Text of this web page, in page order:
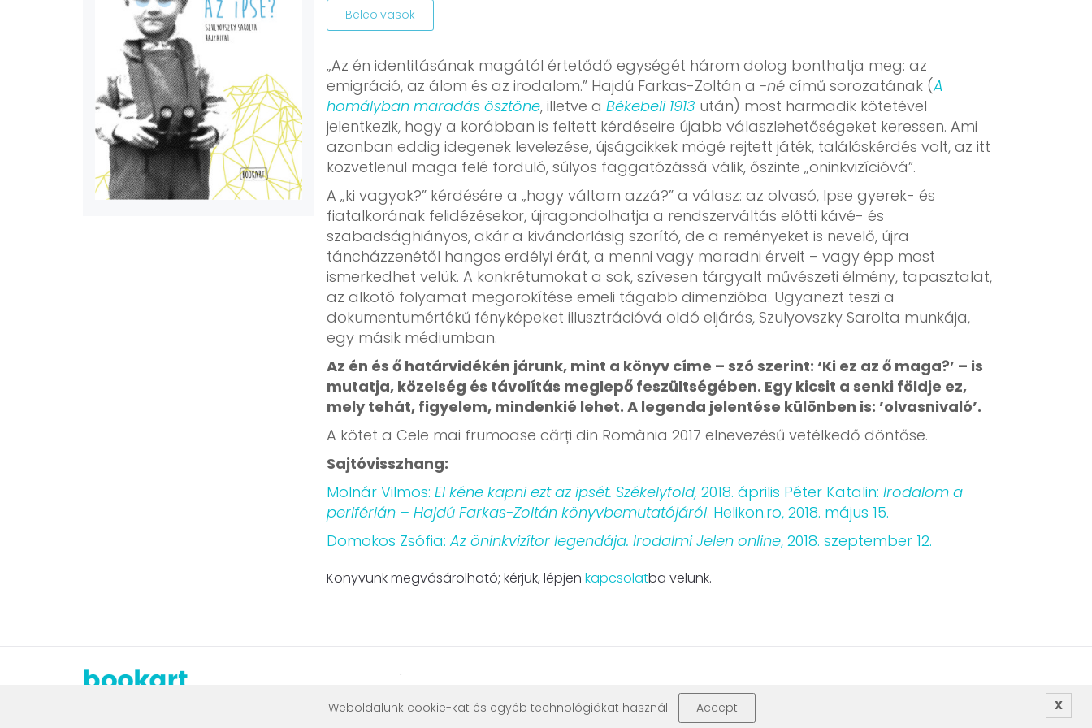
Beleolvasok
„Az én identitásának magától értetődő egységét három dolog bonthatja meg: az
emigráció, az álom és az irodalom.” Hajdú Farkas-Zoltán a -né című sorozatának (A
homályban maradás ösztöne, illetve a Békebeli 1913 után) most harmadik kötetével
jelentkezik, hogy a korábban is feltett kérdéseire újabb válaszlehetőségeket keressen. Ami
azonban eddig idegenek levelezése, újságcikkek mögé rejtett játék, találóskérdés volt, az itt
közvetlenül maga felé forduló, súlyos faggatózássá válik, őszinte „öninkvizícióvá”.
A „ki vagyok?” kérdésére a „hogy váltam azzá?” a válasz: az olvasó, Ipse gyerek- és
fiatalkorának felidézésekor, újragondolhatja a rendszerváltás előtti kávé- és
szabadsághiányos, akár a kivándorlásig szorító, de a reményeket is nevelő, újra
táncházzenétől hangos erdélyi érát, a menni vagy maradni érveit – vagy épp most
ismerkedhet velük. A konkrétumokat a sok, szívesen tárgyalt művészeti élmény, tapasztalat,
az alkotó folyamat megörökítése emeli tágabb dimenzióba. Ugyanezt teszi a
dokumentumértékű fényképeket illusztrációvá oldó eljárás, Szulyovszky Sarolta munkája,
egy másik médiumban.
Az én és ő határvidékén járunk, mint a könyv címe – szó szerint: ‘Ki ez az ő maga?’ – is
mutatja, közelség és távolítás meglepő feszültségében. Egy kicsit a senki földje ez,
mely tehát, figyelem, mindenkié lehet. A legenda jelentése különben is: ’olvasnivaló’.
A kötet a Cele mai frumoase cărți din România 2017 elnevezésű vetélkedő döntőse.
Sajtóvisszhang:
Molnár Vilmos: El kéne kapni ezt az ipsét. Székelyföld, 2018. április Péter Katalin: Irodalom a
periférián – Hajdú Farkas-Zoltán könyvbemutatójáról. Helikon.ro, 2018. május 15.
Domokos Zsófia:Az öninkvizítor legendája. Irodalmi Jelen online, 2018. szeptember 12.
Könyvünk megvásárolható; kérjük, lépjen kapcsolatba velünk.
.
Weboldalunk cookie-kat és egyéb technológiákat használ. Accept X